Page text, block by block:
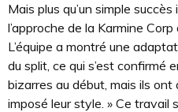
Mais plus qu’un simple
l’approche de la Karmine
L’équipe a montré une
du split, ce qui s’est confirmé
bizarres au début, mais ils
imposé leur style. » Ce travail